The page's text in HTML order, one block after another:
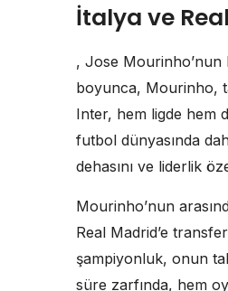
İtalya ve
, Jose Mourinho’nun
boyunca, Mourinho,
Inter, hem ligde hem
futbol dünyasında
dehasını ve liderlik
Mourinho’nun
Real Madrid’e
şampiyonluk, onun
süre zarfında, hem